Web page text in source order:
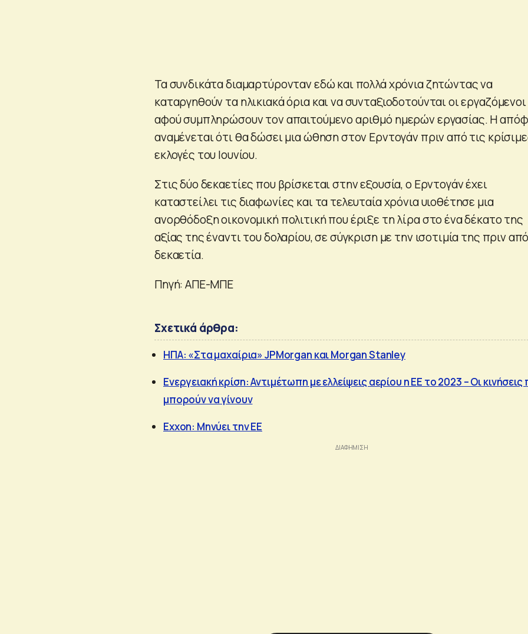
Τα συνδικάτα διαμαρτύρονταν εδώ και πολλά χρόνια ζητώντας να
καταργηθούν τα ηλικιακά όρια και να συνταξιοδοτούνται οι εργαζόμενοι
αφού συμπληρώσουν τον απαιτούμενο αριθμό ημερών εργασίας. Η
αναμένεται ότι θα δώσει μια ώθηση στον Ερντογάν πριν από τις
εκλογές του Ιουνίου.
Στις δύο δεκαετίες που βρίσκεται στην εξουσία, ο Ερντογάν έχει
καταστείλει τις διαφωνίες και τα τελευταία χρόνια υιοθέτησε μια
ανορθόδοξη οικονομική πολιτική που έριξε τη λίρα στο ένα δέκατο της
αξίας της έναντι του δολαρίου, σε σύγκριση με την ισοτιμία της πριν
δεκαετία.
Πηγή: ΑΠΕ-ΜΠΕ
Σχετικά άρθρα:
ΗΠΑ: «Στα μαχαίρια» JPMorgan και Morgan Stanley
Ενεργειακή κρίση: Αντιμέτωπη με ελλείψεις αερίου η ΕΕ το 2023 – Οι κινήσεις
μπορούν να γίνουν
Εxxon: Mηνύει την ΕΕ